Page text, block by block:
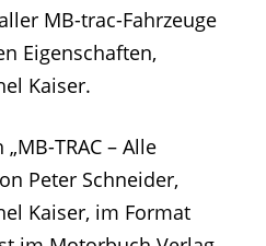
MB-trac-Fahrzeuge
Eigenschaften,
Kaiser.
TRAC – Alle
Peter Schneider,
Kaiser, im Format